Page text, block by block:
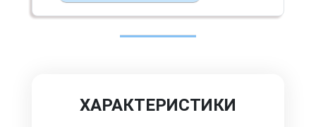
ХАРАКТЕРИСТИКИ